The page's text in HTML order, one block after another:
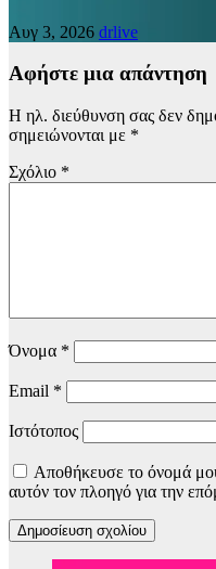
Αυγ 3, 2026 drlive
Αφήστε μια απάντηση
Η ηλ. διεύθυνση σας δεν
σημειώνονται με *
Σχόλιο *
Όνομα *
Email *
Ιστότοπος
Αποθήκευσε το όνομά
αυτόν τον πλοηγό για την